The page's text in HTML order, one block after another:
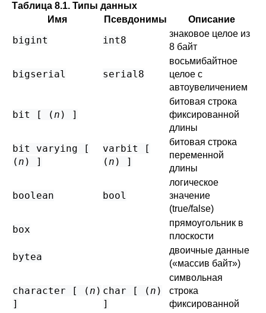
Таблица 8.1. Типы данных
Имя
Псевдонимы Описание
bigint int8
знаковое целое из
8 байт
bigserial serial8
восьмибайтное
целое с
автоувеличением
bit [ (n ) ]
битовая строка
фиксированной
длины
bit varying [
(n ) ]
varbit [
(n ) ]
битовая строка
переменной
длины
boolean bool
логическое
значение
(true/false)
box
прямоугольник в
плоскости
bytea
двоичные данные
(«массив байт»)
character [ (n )
]
char [ (n )
]
символьная
строка
фиксированной